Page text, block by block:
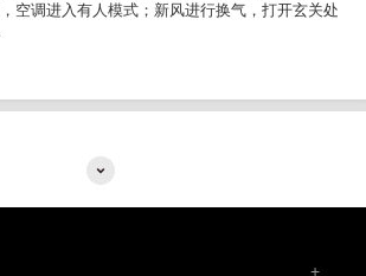
空调进入有人模式；新风进行换气，打开玄关处
+